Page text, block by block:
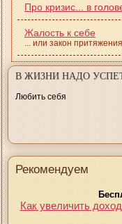
Про кризис... в
Жалость к себе
... или закон
В ЖИЗНИ НАДО
Любить себя
Рекомендуем
Как увеличить